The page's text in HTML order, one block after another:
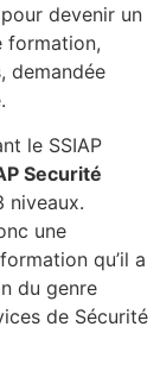
devenir un
formation,
demandée
le SSIAP
Securité
niveaux.
une
qu’il a
du genre
de Sécurité